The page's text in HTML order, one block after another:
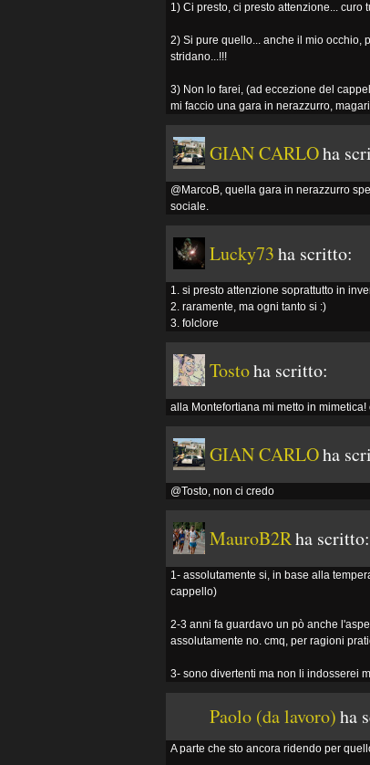
1) Ci presto, ci presto attenzione...
2) Si pure quello... anche il mio occhio,
stridano...!!!
3) Non lo farei, (ad eccezione del
mi faccio una gara in nerazzurro,
GIAN CARLOha
@MarcoB, quella gara in nerazzurro
sociale.
Lucky73ha scritto:
1. si presto attenzione soprattutto in
2. raramente, ma ogni tanto si :)
3. folclore
Tostoha scritto:
alla Montefortiana mi metto in mimetica!
GIAN CARLOha
@Tosto, non ci credo
MauroB2Rha scritto:
1- assolutamente si, in base alla
cappello)
2-3 anni fa guardavo un pò anche
assolutamente no. cmq, per ragioni
3- sono divertenti ma non li indosserei
Paolo (da lavoro)ha
A parte che sto ancora ridendo per